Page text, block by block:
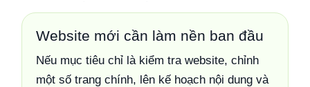
Website mới cần làm nền ban đầu
Nếu mục tiêu chỉ là kiểm tra website, chỉnh
một số trang chính, lên kế hoạch nội dung và